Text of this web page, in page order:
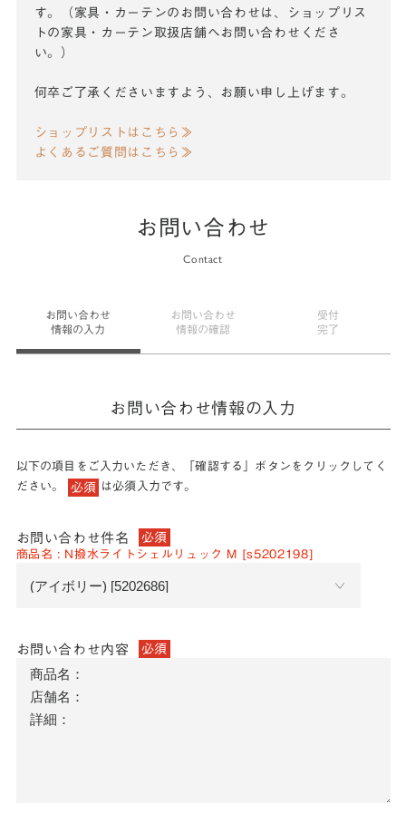
す。（家具・カーテンのお問い合わせは、ショップリス
トの家具・カーテン取扱店舗へお問い合わせくださ
い。）
何卒ご了承くださいますよう、お願い申し上げます。
ショップリストはこちら≫
よくあるご質問はこちら≫
お問い合わせ
Contact
お問い合わせ
情報の入力
お問い合わせ
情報の確認
受付
完了
お問い合わせ情報の入力
以下の項目をご入力いただき、「確認する」ボタンをクリックしてく
ださい。
必須 は必須入力です。
お問い合わせ件名 必須
商品名 : N撥水ライトシェルリュック M [s5202198]
お問い合わせ内容 必須